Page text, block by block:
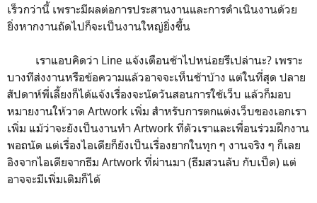
เร็วกว่านี้ เพราะมีผลต่อการประสานงานและการดำเนินงานด้วย
ยิ่งหากงานถัดไปก็จะเป็นงานใหญ่ยิ่งขึ้น
เราแอบคิดว่า Line แจ้งเตือนช้าไปหน่อยรึเปล่านะ? เพราะ
บางทีส่งงานหรือข้อความแล้วอาจจะเห็นช้าบ้าง แต่ในที่สุด ปลาย
สัปดาห์พี่เลี้ยงก็ได้แจ้งเรื่องจะนัดวันสอนการใช้เว็บ แล้วก็มอบ
หมายงานให้วาด Artwork เพิ่ม สำหรับการตกแต่งเว็บของเอกเรา
เพิ่ม แม้ว่าจะยังเป็นงานทำ Artwork ที่ตัวเราและเพื่อนร่วมฝึกงาน
พอถนัด แต่เรื่องไอเดียก็ยังเป็นเรื่องยากในทุก ๆ งานจริง ๆ ก็เลย
อิงจากไอเดียจากธีม Artwork ที่ผ่านมา (ธีมสวนลับ กับเป็ด) แต่
อาจจะมีเพิ่มเติมก็ได้